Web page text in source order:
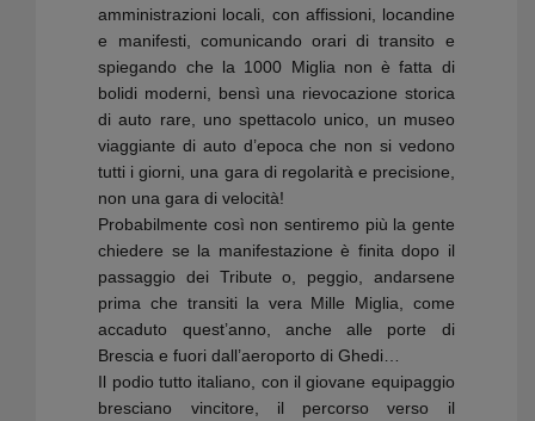
amministrazioni locali, con affissioni, locandine
e manifesti, comunicando orari di transito e
spiegando che la 1000 Miglia non è fatta di
bolidi moderni, bensì una rievocazione storica
di auto rare, uno spettacolo unico, un museo
viaggiante di auto d’epoca che non si vedono
tutti i giorni, una gara di regolarità e precisione,
non una gara di velocità!
Probabilmente così non sentiremo più la gente
chiedere se la manifestazione è finita dopo il
passaggio dei Tribute o, peggio, andarsene
prima che transiti la vera Mille Miglia, come
accaduto quest’anno, anche alle porte di
Brescia e fuori dall’aeroporto di Ghedi…
Il podio tutto italiano, con il giovane equipaggio
bresciano vincitore, il percorso verso il